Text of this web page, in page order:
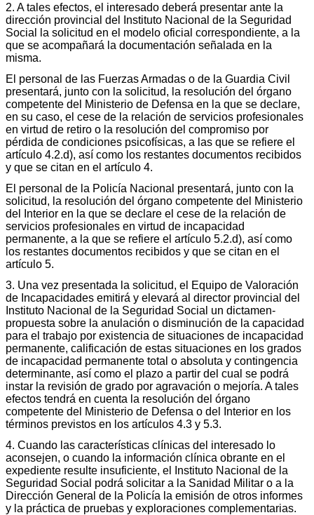
2. A tales efectos, el interesado deberá presentar ante la
dirección provincial del Instituto Nacional de la Seguridad
Social la solicitud en el modelo oficial correspondiente, a la
que se acompañará la documentación señalada en la
misma.
El personal de las Fuerzas Armadas o de la Guardia Civil
presentará, junto con la solicitud, la resolución del órgano
competente del Ministerio de Defensa en la que se declare,
en su caso, el cese de la relación de servicios profesionales
en virtud de retiro o la resolución del compromiso por
pérdida de condiciones psicofísicas, a las que se refiere el
artículo 4.2.d), así como los restantes documentos recibidos
y que se citan en el artículo 4.
El personal de la Policía Nacional presentará, junto con la
solicitud, la resolución del órgano competente del Ministerio
del Interior en la que se declare el cese de la relación de
servicios profesionales en virtud de incapacidad
permanente, a la que se refiere el artículo 5.2.d), así como
los restantes documentos recibidos y que se citan en el
artículo 5.
3. Una vez presentada la solicitud, el Equipo de Valoración
de Incapacidades emitirá y elevará al director provincial del
Instituto Nacional de la Seguridad Social un dictamen-
propuesta sobre la anulación o disminución de la capacidad
para el trabajo por existencia de situaciones de incapacidad
permanente, calificación de estas situaciones en los grados
de incapacidad permanente total o absoluta y contingencia
determinante, así como el plazo a partir del cual se podrá
instar la revisión de grado por agravación o mejoría. A tales
efectos tendrá en cuenta la resolución del órgano
competente del Ministerio de Defensa o del Interior en los
términos previstos en los artículos 4.3 y 5.3.
4. Cuando las características clínicas del interesado lo
aconsejen, o cuando la información clínica obrante en el
expediente resulte insuficiente, el Instituto Nacional de la
Seguridad Social podrá solicitar a la Sanidad Militar o a la
Dirección General de la Policía la emisión de otros informes
y la práctica de pruebas y exploraciones complementarias.